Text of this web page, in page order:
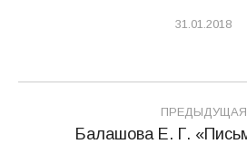
31.01.2018
НавигацияПРЕДЫДУЩАЯ
Балашова Е. Г.